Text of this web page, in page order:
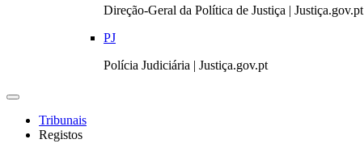
Direção-Geral da Política de Justiça | Justiça.gov.pt
PJ
Polícia Judiciária | Justiça.gov.pt
Toggle
navigationTribunais
Registos